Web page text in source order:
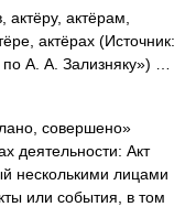
актёрам,
актёрах (Источник:
по А. А. Зализняку») …
совершено»
деятельности: Акт
несколькими лицами
или события, в том